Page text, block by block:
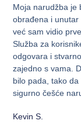
Moja narudžba je
obrađena i unutar
već sam vidio
Služba za
odgovara i
zajedno s vama.
bilo pada, tako da
sigurno češće
Kevin S.